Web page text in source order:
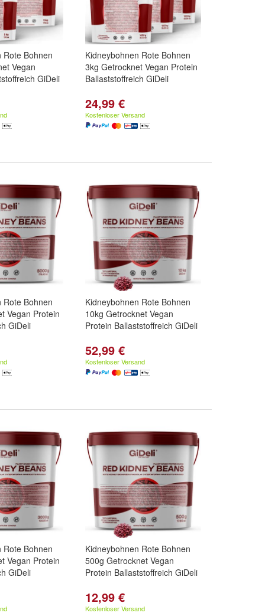
Rote Bohnen
Vegan
GiDeli
Kidneybohnen Rote Bohnen
3kg Getrocknet Vegan Protein
Ballaststoffreich GiDeli
24,99 €
Kostenloser Versand
Rote Bohnen
Vegan Protein
GiDeli
Kidneybohnen Rote Bohnen
10kg Getrocknet Vegan
Protein Ballaststoffreich GiDeli
52,99 €
Kostenloser Versand
Rote Bohnen
Vegan Protein
GiDeli
Kidneybohnen Rote Bohnen
500g Getrocknet Vegan
Protein Ballaststoffreich GiDeli
12,99 €
Kostenloser Versand